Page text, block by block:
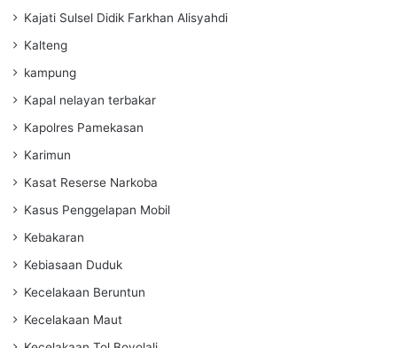
Kajati Sulsel Didik Farkhan Alisyahdi
Kalteng
kampung
Kapal nelayan terbakar
Kapolres Pamekasan
Karimun
Kasat Reserse Narkoba
Kasus Penggelapan Mobil
Kebakaran
Kebiasaan Duduk
Kecelakaan Beruntun
Kecelakaan Maut